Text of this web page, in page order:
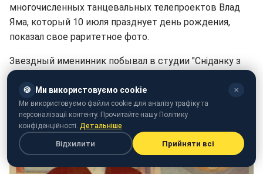
многочисленных танцевальных телепроектов Влад
Яма, который 10 июля празднует день рождения,
показал свое раритетное фото.
Звездный именинник побывал в студии "Сніданку з
1+1", где и показал, как выглядел в детстве.
🍪 Ми використовуємо cookie ✕
Ми використовуємо файли cookie для аналізу трафіку та
персоналізації контенту. Прочитайте нашу Політику
конфіденційності. Детальніше
Відхилити Прийняти всі